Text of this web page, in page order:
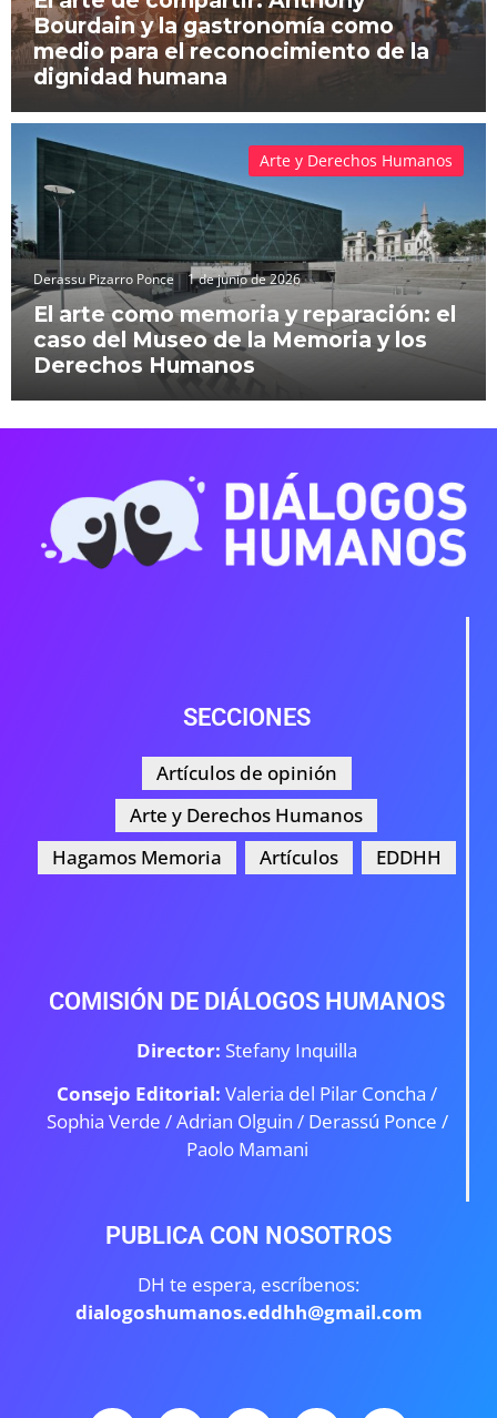
Bourdain y la gastronomía como
medio para el reconocimiento de la
dignidad humana
Derassu Pizarro Ponce 1 de junio de 2026
El arte como memoria y reparación: el
caso del Museo de la Memoria y los
Derechos Humanos
Arte y Derechos Humanos
SECCIONES
Artículos de opinión
Arte y Derechos Humanos
Hagamos Memoria
Artículos EDDHH
COMISIÓN DE DIÁLOGOS HUMANOS
Director: Stefany Inquilla
Consejo Editorial: Valeria del Pilar Concha /
Sophia Verde /Adrian Olguin / Derassú Ponce /
Paolo Mamani
PUBLICA CON NOSOTROS
DH te espera, escríbenos:
dialogoshumanos.eddhh@gmail.com